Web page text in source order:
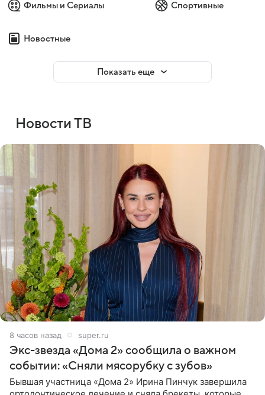
Фильмы и Сериалы Спортивные
Новостные
Показать еще
Новости ТВ
8 часов назад super.ru
Экс-звезда «Дома 2» сообщила о важном
событии: «Сняли мясорубку с зубов»
Бывшая участница «Дома 2» Ирина Пинчук завершила